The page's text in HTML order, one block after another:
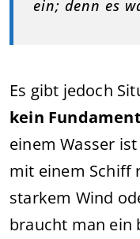
ein; denn es
Es gibt jedoch
kein
einem Wasser
mit einem Schiff
starkem Wind
braucht man ein